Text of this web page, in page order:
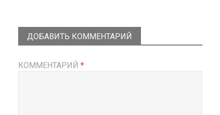
ДОБАВИТЬ КОММЕНТАРИЙ
КОММЕНТАРИЙ*